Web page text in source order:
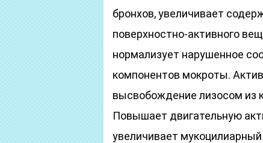
бронхов, увеличивает
поверхностно-активного
нормализует нарушенное
компонентов мокроты.
высвобождение лизосом из
Повышает двигательную
увеличивает